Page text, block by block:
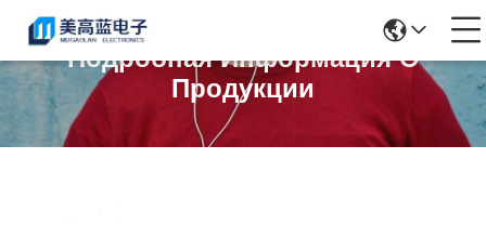
Подробная Информация О
Продукции